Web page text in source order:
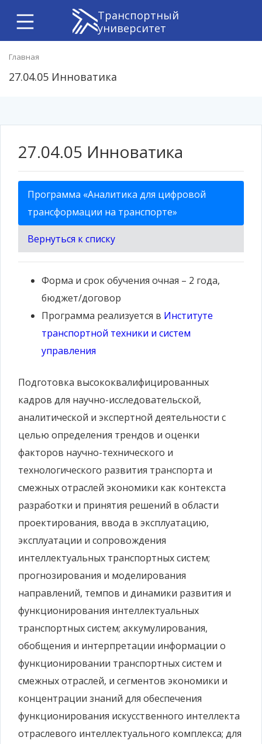
Транспортный
университет
Главная
27.04.05 Инноватика
27.04.05 Инноватика
Программа «Аналитика для цифровой
трансформации на транспорте»
Вернуться к списку
Форма и срок обучения очная – 2 года,
бюджет/договор
Программа реализуется в Институте
транспортной техники и систем
управления
Подготовка высококвалифицированных
кадров для научно-исследовательской,
аналитической и экспертной деятельности с
целью определения трендов и оценки
факторов научно-технического и
технологического развития транспорта и
смежных отраслей экономики как контекста
разработки и принятия решений в области
проектирования, ввода в эксплуатацию,
эксплуатации и сопровождения
интеллектуальных транспортных систем;
прогнозирования и моделирования
направлений, темпов и динамики развития и
функционирования интеллектуальных
транспортных систем; аккумулирования,
обобщения и интерпретации информации о
функционировании транспортных систем и
смежных отраслей, и сегментов экономики и
концентрации знаний для обеспечения
функционирования искусственного интеллекта
отраслевого интеллектуального комплекса; для